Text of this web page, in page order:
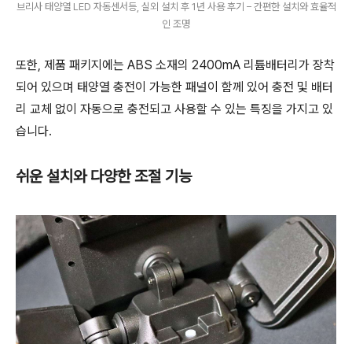
브리사 태양열 LED 자동센서등, 실외 설치 후 1년 사용 후기 – 간편한 설치와 효율적
인 조명
또한, 제품 패키지에는 ABS 소재의 2400mA 리튬배터리가 장착
되어 있으며 태양열 충전이 가능한 패널이 함께 있어 충전 및 배터
리 교체 없이 자동으로 충전되고 사용할 수 있는 특징을 가지고 있
습니다.
쉬운 설치와 다양한 조절 기능